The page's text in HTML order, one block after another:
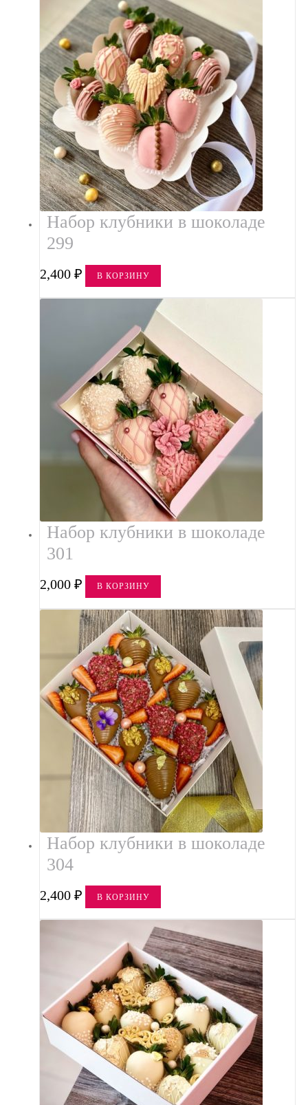
Набор клубники в шоколаде
299
2,400₽ В КОРЗИНУ
Набор клубники в шоколаде
301
2,000₽ В КОРЗИНУ
Набор клубники в шоколаде
304
2,400₽ В КОРЗИНУ